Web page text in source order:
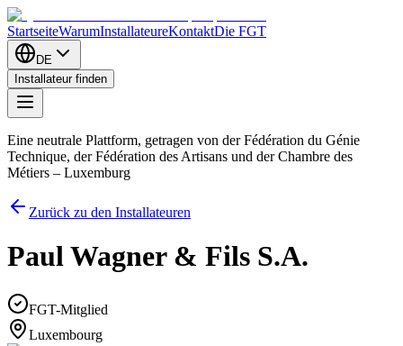
StartseiteWarumInstallateureKontaktDie FGT
DE
Installateur finden
Eine neutrale Plattform, getragen von der Fédération du Génie
Technique, der Fédération des Artisans und der Chambre des
Métiers – Luxemburg
Zurück zu den Installateuren
Paul Wagner & Fils S.A.
FGT-Mitglied
Luxembourg